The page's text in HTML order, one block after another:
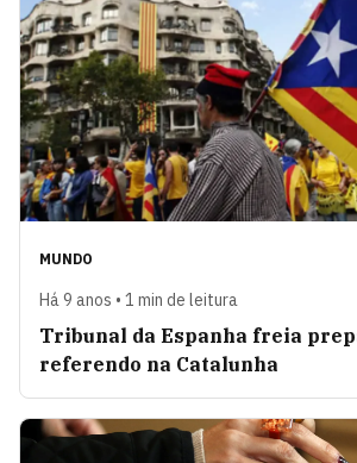
MUNDO
Há 9 anos • 1 min de leitura
Tribunal da Espanha freia
referendo na Catalunha